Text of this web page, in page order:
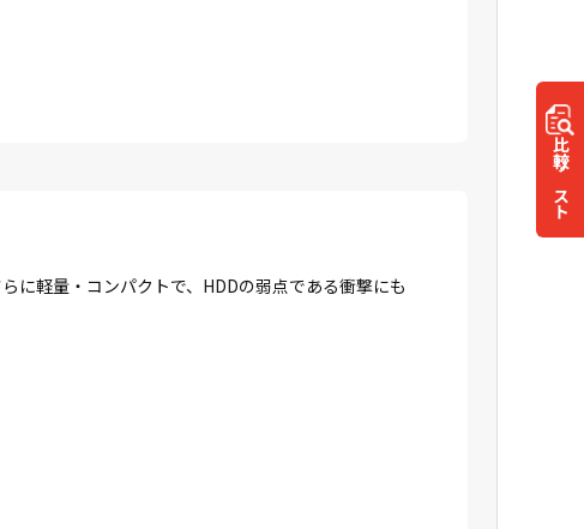
比較
リスト
に軽量・コンパクトで、HDDの弱点である衝撃にも